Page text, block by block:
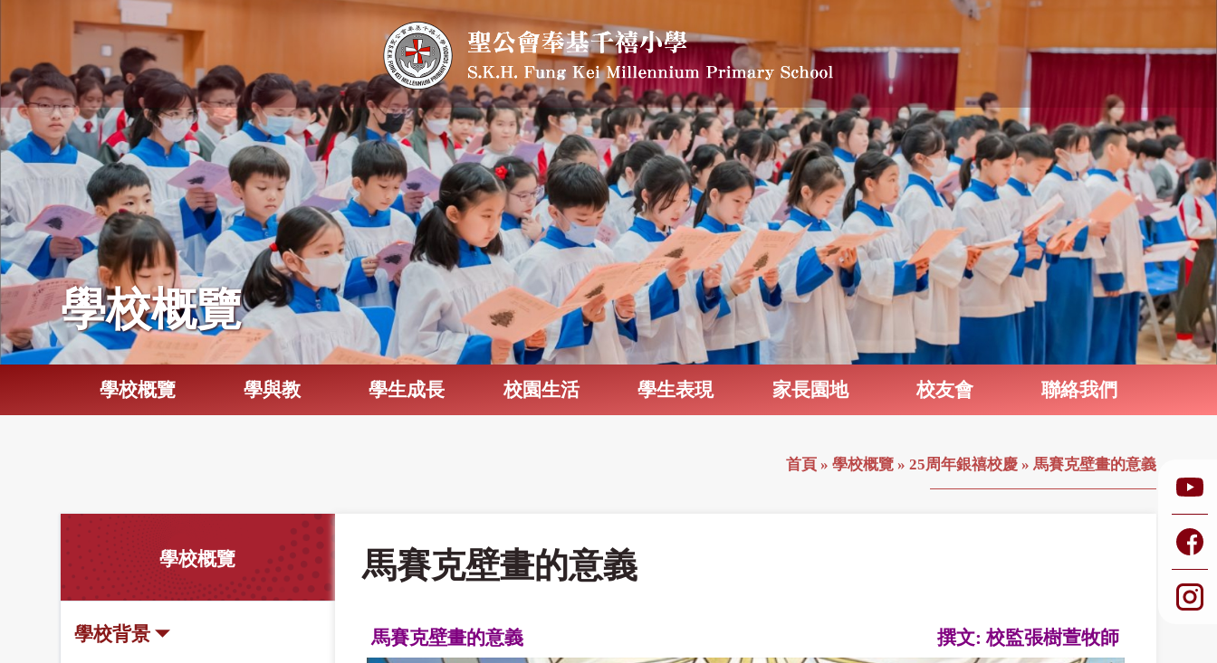
學校概覽
學校概覽 學與教 學生成長 校園生活 學生表現 家長園地 校友會 聯絡我們
首頁 » 學校概覽» 25周年銀禧校慶» 馬賽克壁畫的意義
學校概覽
學校背景
馬賽克壁畫的意義
馬賽克壁畫的意義 撰文: 校監張樹萱牧師